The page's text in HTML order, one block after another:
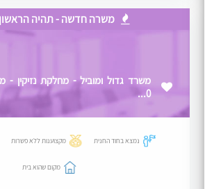
משרה חדשה - תהיה
משרד גדול ומוביל - מחלקת נזיקין -
0...
נמצא בחוד החנית מקצוענות ללא פשרות
מקום שהוא בית